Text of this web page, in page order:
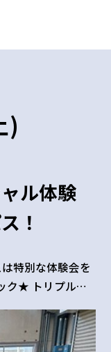
)
ル体験
！
特別な体験会を
ク★ トリプル体
Z、車の診断機を
いつもと違うス